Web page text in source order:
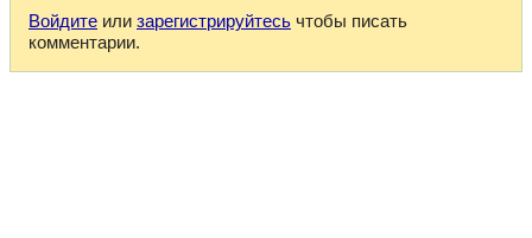
Войдите или зарегистрируйтесь чтобы писать
комментарии.